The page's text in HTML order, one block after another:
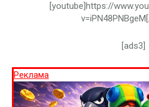
[youtube]https://
[ads3]
Реклама